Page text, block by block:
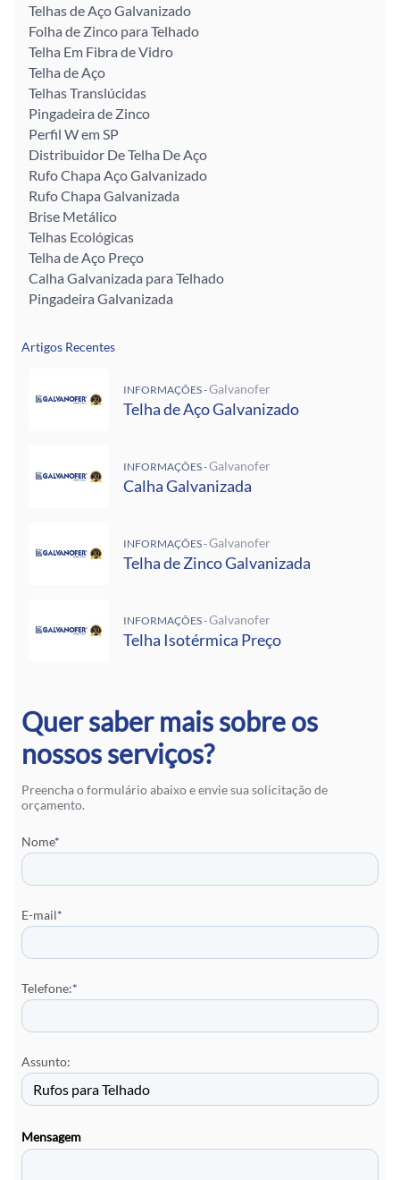
Telhas de Aço Galvanizado
Folha de Zinco para Telhado
Telha Em Fibra de Vidro
Telha de Aço
Telhas Translúcidas
Pingadeira de Zinco
Perfil W em SP
Distribuidor De Telha De Aço
Rufo Chapa Aço Galvanizado
Rufo Chapa Galvanizada
Brise Metálico
Telhas Ecológicas
Telha de Aço Preço
Calha Galvanizada para Telhado
Pingadeira Galvanizada
Artigos Recentes
INFORMAÇÕES -Galvanofer
Telha de Aço Galvanizado
INFORMAÇÕES -Galvanofer
Calha Galvanizada
INFORMAÇÕES -Galvanofer
Telha de Zinco Galvanizada
INFORMAÇÕES -Galvanofer
Telha Isotérmica Preço
Quer saber mais sobre os
nossos serviços?
Preencha o formulário abaixo e envie sua solicitação de
orçamento.
Nome*
E-mail*
Telefone:*
Assunto:
Mensagem